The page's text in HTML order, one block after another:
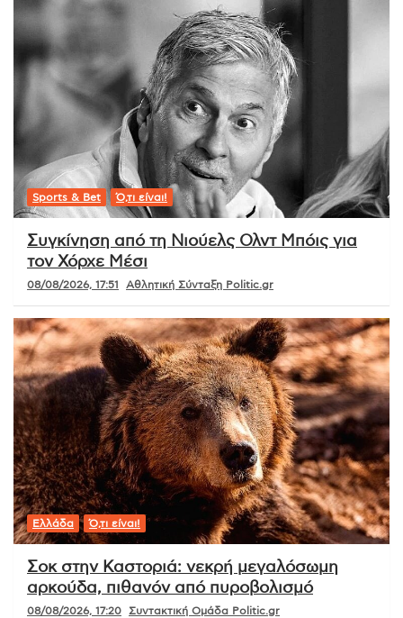
Sports & Bet Ό,τι είναι!
Συγκίνηση από τη Νιούελς Ολντ Μπόις για
τον Χόρχε Μέσι
08/08/2026, 17:51 Αθλητική Σύνταξη Politic.gr
Ελλάδα Ό,τι είναι!
Σοκ στην Καστοριά: νεκρή μεγαλόσωμη
αρκούδα, πιθανόν από πυροβολισμό
08/08/2026, 17:20 Συντακτική Ομάδα Politic.gr